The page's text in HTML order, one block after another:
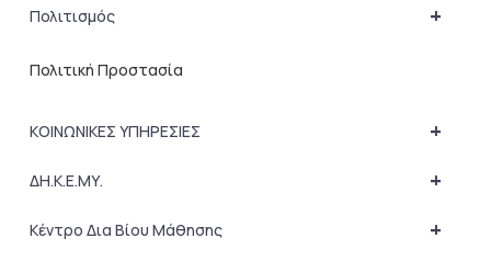
+
Πολιτισμός
Πολιτική Προστασία
+
ΚΟΙΝΩΝΙΚΕΣ ΥΠΗΡΕΣΙΕΣ
+
ΔΗ.Κ.Ε.ΜΥ.
+
Κέντρο Δια Βίου Μάθησης